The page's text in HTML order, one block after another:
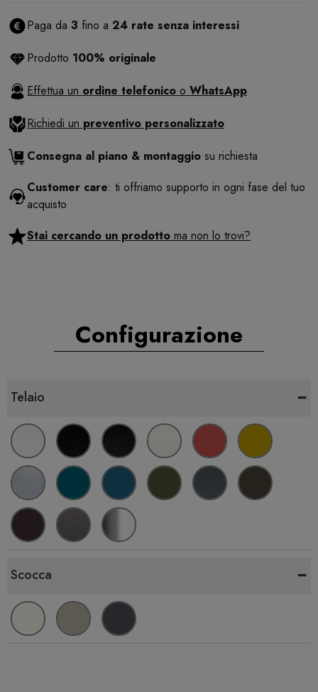
Paga da 3 fino a 24 rate senza interessi
Prodotto 100% originale
Effettua un ordine telefonico o WhatsApp
Richiedi un preventivo personalizzato
Consegna al piano & montaggio su richiesta
Customer care: ti offriamo supporto in ogni fase del tuo
acquisto
Stai cercando un prodotto ma non lo trovi?
Configurazione
Telaio -
Scocca -